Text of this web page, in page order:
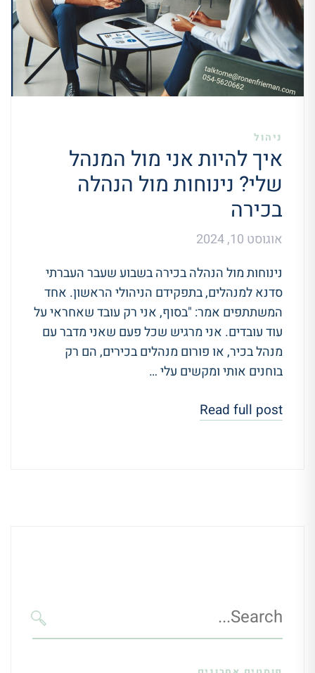
ניהול
איך להיות אני מול המנהל
שלי? נינוחות מול הנהלה
בכירה
אוגוסט 10, 2024
נינוחות מול הנהלה בכירה בשבוע שעבר העברתי
סדנא למנהלים, בתפקידם הניהולי הראשון. אחד
המשתתפים אמר: "בסוף, אני רק עובד שאחראי על
עוד עובדים. אני מרגיש שכל פעם שאני מדבר עם
מנהל בכיר, או פורום מנהלים בכירים, הם רק
בוחנים אותי ומקשים עלי …
Read full post
Search
for: